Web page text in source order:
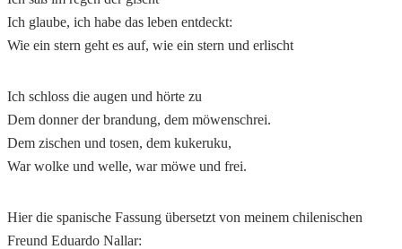
Ich glaube, ich habe das leben entdeckt:
Wie ein stern geht es auf, wie ein stern und erlischt
Ich schloss die augen und hörte zu
Dem donner der brandung, dem möwenschrei.
Dem zischen und tosen, dem kukeruku,
War wolke und welle, war möwe und frei.
Hier die spanische Fassung übersetzt von meinem chilenischen
Freund Eduardo Nallar: